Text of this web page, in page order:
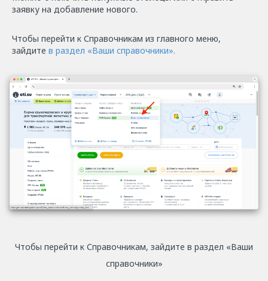
заявку на добавление нового.
Чтобы перейти к Справочникам из главного меню,
зайдите в раздел «Ваши справочники».
Чтобы перейти к Справочникам, зайдите в раздел «Ваши
справочники»